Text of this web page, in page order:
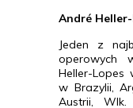
André
Jeden z
operowych
Heller-Lopes
w Brazylii,
Austrii,